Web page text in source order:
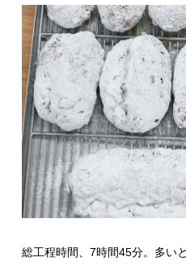
総工程時間、7時間45分。多い